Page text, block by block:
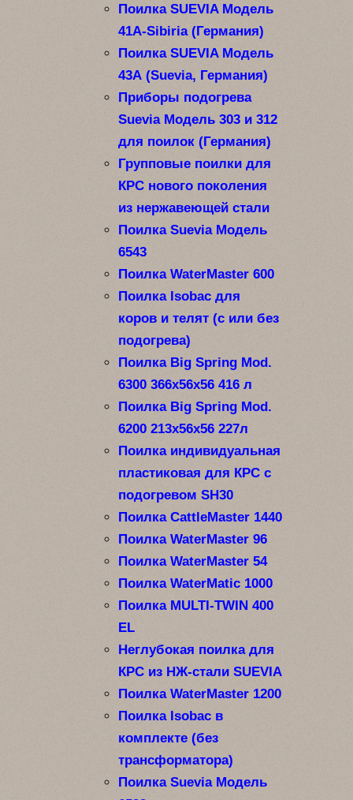
Поилка SUEVIA Модель
41А-Sibiria (Германия)
Поилка SUEVIA Модель
43А (Suevia, Германия)
Приборы подогрева
Suevia Модель 303 и 312
для поилок (Германия)
Групповые поилки для
КРС нового поколения
из нержавеющей стали
Поилка Suevia Модель
6543
Поилка WaterMaster 600
Поилка Isobac для
коров и телят (с или без
подогрева)
Поилка Big Spring Mod.
6300 366x56x56 416 л
Поилка Big Spring Mod.
6200 213x56x56 227л
Поилка индивидуальная
пластиковая для КРС с
подогревом SH30
Поилка CattleMaster 1440
Поилка WaterMaster 96
Поилка WaterMaster 54
Поилка WaterMatic 1000
Поилка MULTI-TWIN 400
EL
Неглубокая поилка для
КРС из НЖ-стали SUEVIA
Поилка WaterMaster 1200
Поилка Isobac в
комплекте (без
трансформатора)
Поилка Suevia Модель